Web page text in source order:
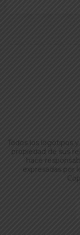
Todos los logotipos
propiedad de sus
hace
expresadas por